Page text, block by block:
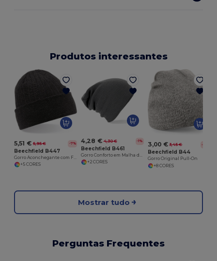
Produtos interessantes
5,51 € 5,95 € -7%
Beechfield B447
+5 CORES
4,28 € 4,30 € -1%
Beechfield B461
+2 CORES
3,00 € 3,45 € -13%
Beechfield B44
Gorro Original Pull-On
+8 CORES
Mostrar tudo
Perguntas Frequentes